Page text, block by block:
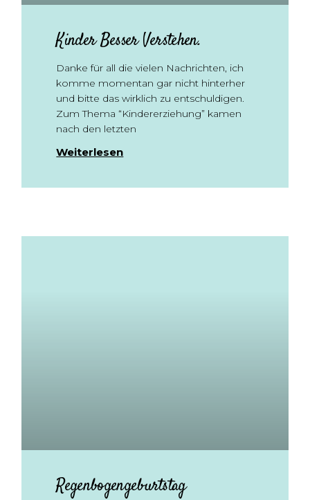
Kinder Besser Verstehen.
Danke für all die vielen Nachrichten, ich
komme momentan gar nicht hinterher
und bitte das wirklich zu entschuldigen.
Zum Thema “Kindererziehung” kamen
nach den letzten
Weiterlesen
Regenbogengeburtstag